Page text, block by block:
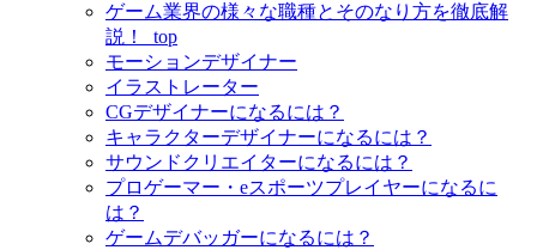
ゲーム業界の様々な職種とそのなり方を徹底解
説！_top
モーションデザイナー
イラストレーター
CGデザイナーになるには？
キャラクターデザイナーになるには？
サウンドクリエイターになるには？
プロゲーマー・eスポーツプレイヤーになるに
は？
ゲームデバッガーになるには？